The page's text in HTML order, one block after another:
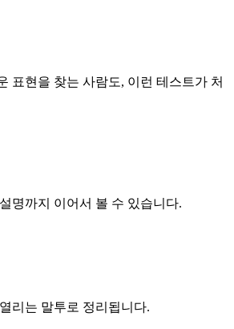
표현을 찾는 사람도, 이런 테스트가 처
명까지 이어서 볼 수 있습니다.
리는 말투로 정리됩니다.